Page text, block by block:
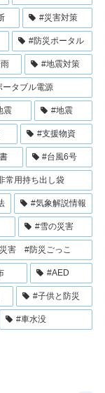
#災害対策
#防災ポータル
#地震対策
ータブル電源
震 #地震
#支援物資
#台風6号
常用持ち出し袋
#気象解説情報
#雪の災害
害 #防災ごっこ
#AED
#子供と防災
#車水没